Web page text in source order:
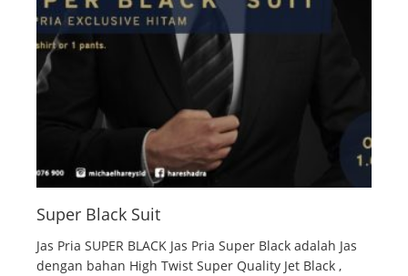
Super Black Suit
Jas Pria SUPER BLACK Jas Pria Super Black adalah Jas
dengan bahan High Twist Super Quality Jet Black ,